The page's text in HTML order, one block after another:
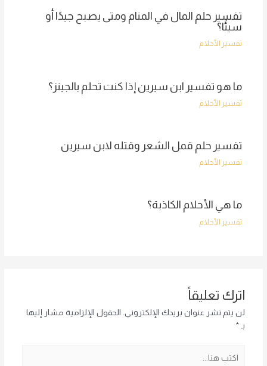
تفسير حلم المال في المنام ومتى يصبح جيدًا أو
سيئًا؟
تفسير الأحلام
ما هو تفسير ابن سيرين إذا كنت تحلم بالجينز؟
تفسير الأحلام
تفسير حلم قمل الشعر وقتله لابن سيرين
تفسير الأحلام
ما هي الأحلام الكاذبة؟
تفسير الأحلام
اترك تعليقاً
لن يتم نشر عنوان بريدك الإلكتروني. الحقول الإلزامية مشار إليها
بـ *